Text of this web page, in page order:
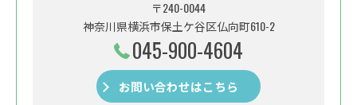
〒240-0044
神奈川県横浜市保土ケ谷区仏向町610-2
045-900-4604
お問い合わせはこちら